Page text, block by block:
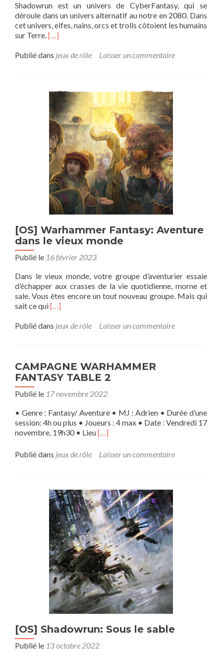
Shadowrun est un univers de CyberFantasy, qui se
déroule dans un univers alternatif au notre en 2080. Dans
cet univers, elfes, nains, orcs et trolls côtoient les humains
sur Terre.En
plus
ANARCHY
[…]
Publié dans jeux de rôle Laisser un commentaire
[OS] Warhammer Fantasy: Aventure
dans le vieux monde
Publié le 16 février 2023
Dans le vieux monde, votre groupe d’aventurier essaie
d’échapper aux crasses de la vie quotidienne, morne et
sale. Vous êtes encore un tout nouveau groupe. Mais qui
sait ce quiEn
plus
Aventure
dans
vieux
[…]
Publié dans jeux de rôle Laisser un commentaire
CAMPAGNE WARHAMMER
FANTASY TABLE 2
Publié le 17 novembre 2022
• Genre : Fantasy/ Aventure • MJ : Adrien • Durée d’une
session: 4h ou plus • Joueurs : 4 max • Date : Vendredi 17
novembre, 19h30 • LieuEn
plus
TABLE
2
[…]
Publié dans jeux de rôle Laisser un commentaire
[OS] Shadowrun: Sous le sable
Publié le 13 octobre 2022